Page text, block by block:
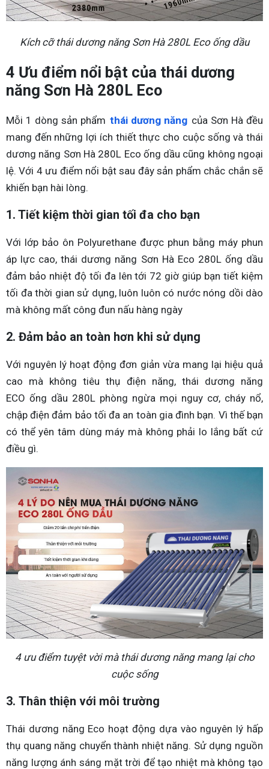
Kích cỡ thái dương năng Sơn Hà 280L Eco ống dầu
4 Ưu điểm nổi bật của thái dương
năng Sơn Hà 280L Eco
Mỗi 1 dòng sản phẩm thái dương năng của Sơn Hà đều
mang đến những lợi ích thiết thực cho cuộc sống và thái
dương năng Sơn Hà 280L Eco ống dầu cũng không ngoại
lệ. Với 4 ưu điểm nổi bật sau đây sản phẩm chắc chắn sẽ
khiến bạn hài lòng.
1. Tiết kiệm thời gian tối đa cho bạn
Với lớp bảo ôn Polyurethane được phun bằng máy phun
áp lực cao, thái dương năng Sơn Hà Eco 280L ống dầu
đảm bảo nhiệt độ tối đa lên tới 72 giờ giúp bạn tiết kiệm
tối đa thời gian sử dụng, luôn luôn có nước nóng dồi dào
mà không mất công đun nấu hàng ngày
2. Đảm bảo an toàn hơn khi sử dụng
Với nguyên lý hoạt động đơn giản vừa mang lại hiệu quả
cao mà không tiêu thụ điện năng, thái dương năng
ECO ống dầu 280L phòng ngừa mọi nguy cơ, cháy nổ,
chập điện đảm bảo tối đa an toàn gia đình bạn. Vì thế bạn
có thể yên tâm dùng máy mà không phải lo lắng bất cứ
điều gì.
4 ưu điểm tuyệt vời mà thái dương năng mang lại cho
cuộc sống
3. Thân thiện với môi trường
Thái dương năng Eco hoạt động dựa vào nguyên lý hấp
thụ quang năng chuyển thành nhiệt năng. Sử dụng nguồn
năng lượng ánh sáng mặt trời để tạo nhiệt mà không tạo